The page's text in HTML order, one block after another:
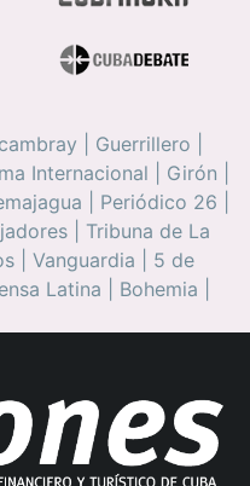
Guerrillero
Internacional Girón
Periódico 26
Tribuna de La
| Vanguardia
5 de
Latina Bohemia